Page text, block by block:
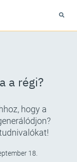
a régi?
hogy a
18.